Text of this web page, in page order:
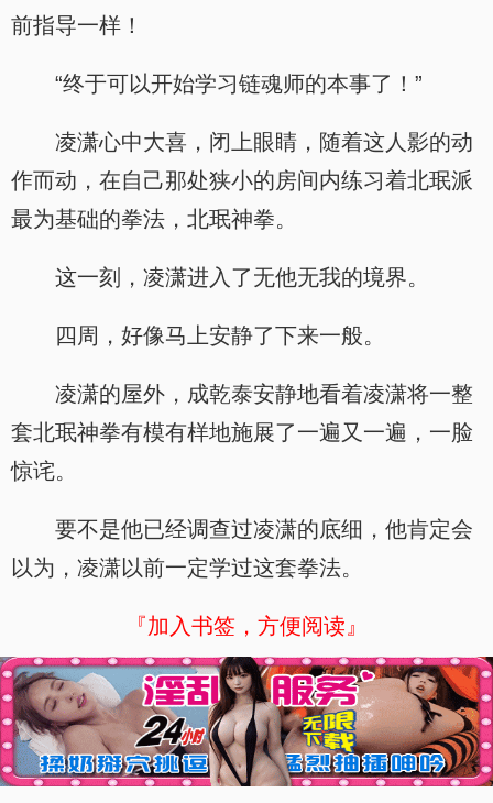
前指导一样！
“终于可以开始学习链魂师的本事了！”
凌潇心中大喜，闭上眼睛，随着这人影的动
作而动，在自己那处狭小的房间内练习着北珉派
最为基础的拳法，北珉神拳。
这一刻，凌潇进入了无他无我的境界。
四周，好像马上安静了下来一般。
凌潇的屋外，成乾泰安静地看着凌潇将一整
套北珉神拳有模有样地施展了一遍又一遍，一脸
惊诧。
要不是他已经调查过凌潇的底细，他肯定会
以为，凌潇以前一定学过这套拳法。
『加入书签，方便阅读』